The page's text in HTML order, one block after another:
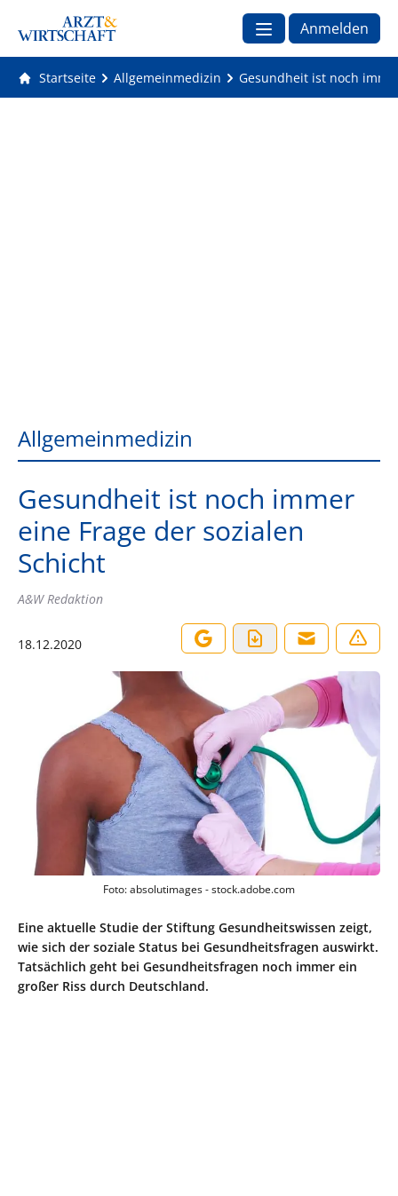
Anmelden
Startseite Allgemeinmedizin Gesundheit ist noch
Allgemeinmedizin
Gesundheit ist noch immer
eine Frage der sozialen
Schicht
A&W Redaktion
18.12.2020
Foto: absolutimages - stock.adobe.com
Eine aktuelle Studie der Stiftung Gesundheitswissen zeigt,
wie sich der soziale Status bei Gesundheitsfragen auswirkt.
Tatsächlich geht bei Gesundheitsfragen noch immer ein
großer Riss durch Deutschland.